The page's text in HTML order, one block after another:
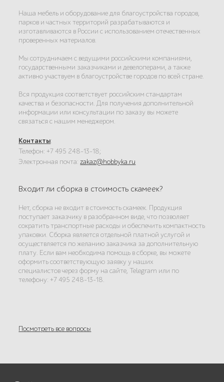
Наша мебель и оборудование для благоустройства городов,
парков и частных территорий разрабатываются и
изготавливаются в России с использованием отечественных
проверенных материалов.
Мы сотрудничаем с ведущими российскими компаниями,
государственными заказчиками и девелоперами, а также
активно участвуем в благоустройстве городов по всей стране.
Вся продукция соответствует российским стандартам
качества и безопасности. Для получения дополнительной
информации или консультации по заказу вы можете
связаться с нашим менеджером.
Контакты:
Телефон: +7 495 248-13-18;
Электронная почта:zakaz@hobbyka.ru
Входит ли сборка в стоимость скамеек?
Нет, сборка не входит в стоимость скамеек. Продукция
поступает заказчику в разобранном виде, что позволяет
сократить транспортные расходы и обеспечить компактность
упаковки. Сборка является отдельной платной услугой и
осуществляется по желанию заказчика за дополнительную
плату. Если вам необходима помощь в сборке, вы можете
оформить соответствующую заявку у наших
специалистов через форму на сайте, Telegram или по
телефону: +7 495 248-13-18.
Посмотреть все вопросы